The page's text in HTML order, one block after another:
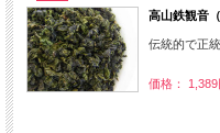
高山鉄観音
伝統的で正
価格：